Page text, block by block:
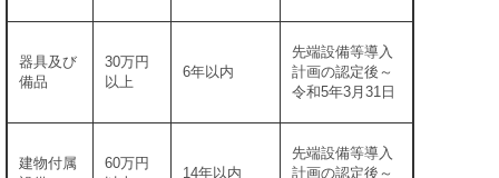
器具及び
備品
30万円
以上
6年以内
先端設備等導入
計画の認定後～
令和5年3月31日
建物付属
60万円
14年以内
先端設備等導入
計画の認定後～